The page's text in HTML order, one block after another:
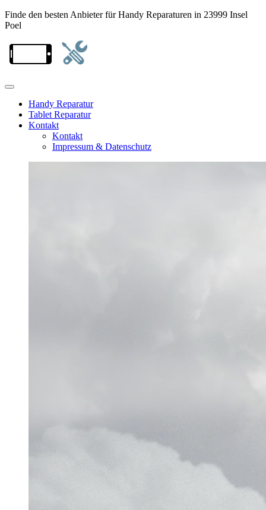
Finde den besten Anbieter für Handy Reparaturen in 23999 Insel
Poel
Handy Reparatur
Tablet Reparatur
Kontakt
Kontakt
Impressum & Datenschutz